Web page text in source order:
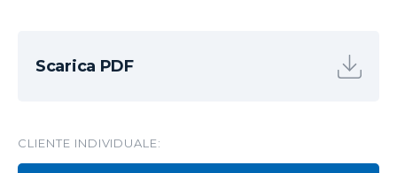
Scarica PDF
CLIENTE INDIVIDUALE: